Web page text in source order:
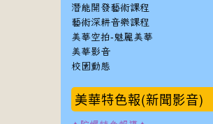
潛能開發藝術課程
藝術深耕音樂課程
美華空拍-魅麗美華
美華影音
校園動態
美華特色報(新聞影音)